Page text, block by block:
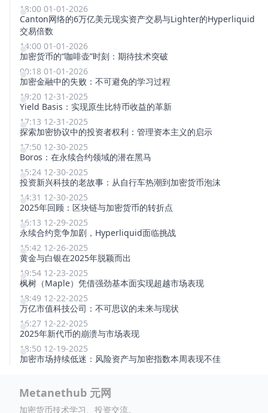
18:00 01-01-2026
Canton网络的6万亿美元现实资产交易与Lighter的Hyperliquid
交易倍数
14:00 01-01-2026
加密货币的“咖啡壶”时刻：期待技术突破
00:18 01-01-2026
加密金融中的失败：不可避免的学习过程
19:20 12-31-2025
Yield Basis：实现原生比特币收益的革新
17:13 12-31-2025
探索加密协议中的投资者权利：管理资本主义的启示
17:50 12-30-2025
Boros：在永续合约领域的潜在黑马
15:24 12-30-2025
投资新兴科技的老故事：从自行车热潮到加密货币泡沫
14:31 12-30-2025
2025年回顾：区块链与加密货币的转折点
16:13 12-29-2025
永续合约竞争加剧，Hyperliquid面临挑战
15:42 12-26-2025
黄金与白银在2025年脱颖而出
19:54 12-23-2025
枫树（Maple）凭借强劲基本面实现超越市场表现
18:49 12-22-2025
万亿市值科技公司：不可思议的未来与现状
16:27 12-22-2025
2025年新代币的崩溃与市场表现
18:50 12-19-2025
加密市场持续低迷：风险资产与加密指数本周表现不佳
Metanethub 元网
加密货币技术学习、投资交流。